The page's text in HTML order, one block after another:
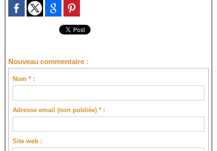
Nouveau commentaire :
Nom * :
Adresse email (non publiée) * :
Site web :